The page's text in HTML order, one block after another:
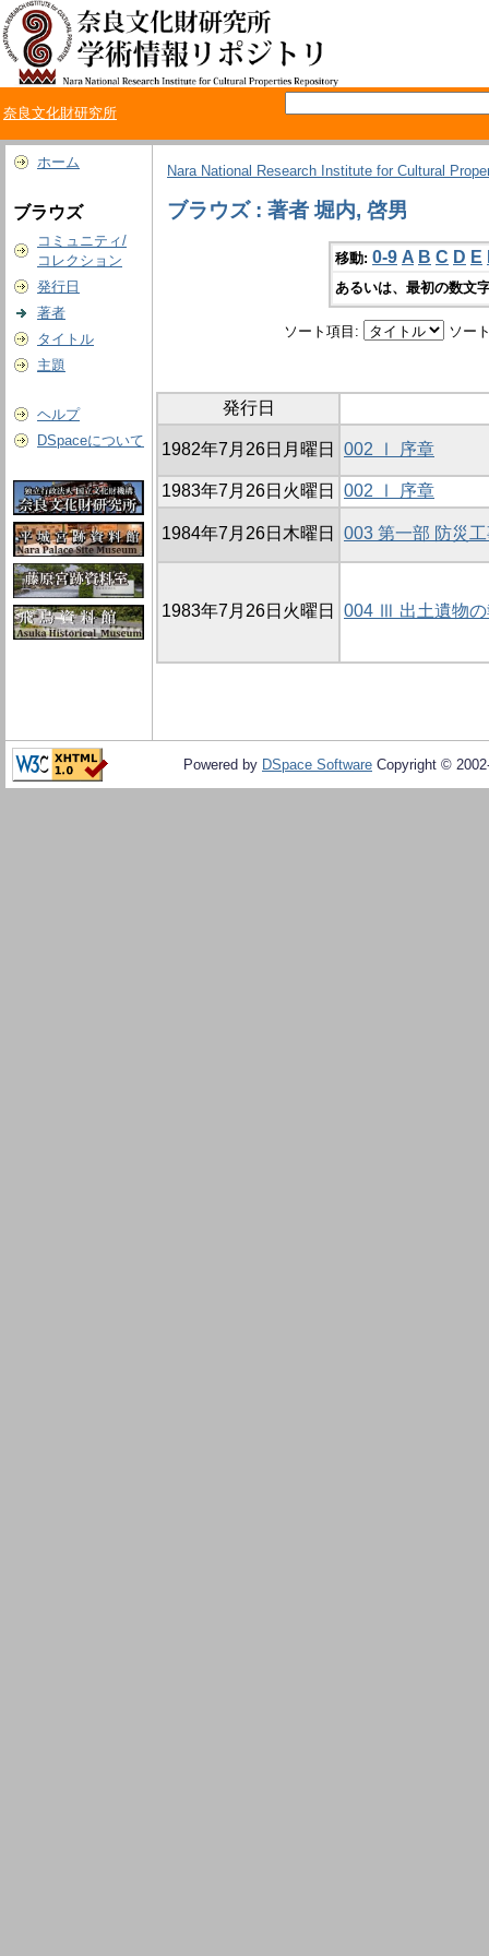
奈良文化財研究所
ホーム
ブラウズ
コミュニティ/
コレクション
発行日
著者
タイトル
主題
ヘルプ
DSpaceについて
Nara National Research Institute for Cultural
ブラウズ : 著者 堀内, 啓男
移動: 0-9 A B C D E
あるいは、最初の数文
ソート項目: ソー
発行日
1982年7月26日月曜日 002 Ⅰ 序章
1983年7月26日火曜日 002 Ⅰ 序章
1984年7月26日木曜日 003 第一部 防災
1983年7月26日火曜日 004 Ⅲ 出土遺物の
Powered by DSpace Software Copyright ©